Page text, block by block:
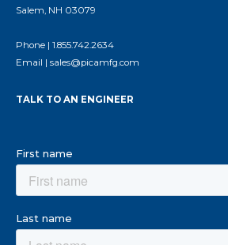
Salem, NH 03079
Phone | 1.855.742.2634
Email | sales@picamfg.com
TALK TO AN ENGINEER